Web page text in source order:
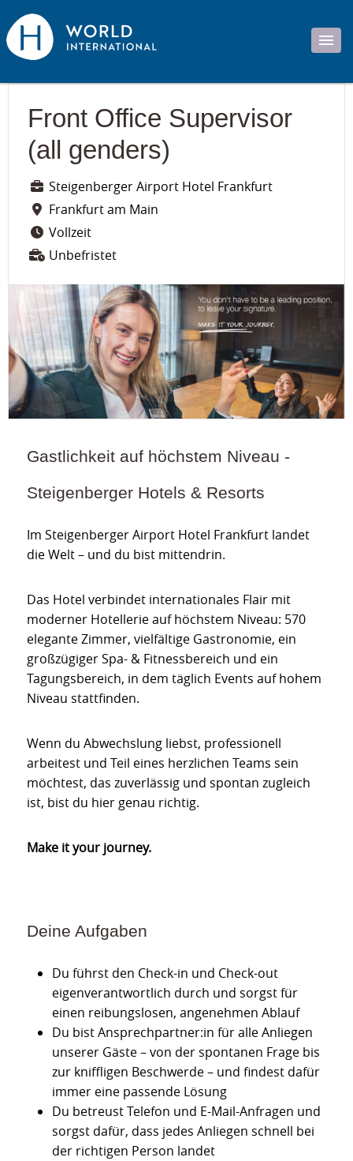
Front Office Supervisor
(all genders)
Steigenberger Airport Hotel Frankfurt
Frankfurt am Main
Vollzeit
Unbefristet
Gastlichkeit auf höchstem Niveau -
Steigenberger Hotels & Resorts
Im Steigenberger Airport Hotel Frankfurt landet
die Welt – und du bist mittendrin.
Das Hotel verbindet internationales Flair mit
moderner Hotellerie auf höchstem Niveau: 570
elegante Zimmer, vielfältige Gastronomie, ein
großzügiger Spa- & Fitnessbereich und ein
Tagungsbereich, in dem täglich Events auf hohem
Niveau stattfinden.
Wenn du Abwechslung liebst, professionell
arbeitest und Teil eines herzlichen Teams sein
möchtest, das zuverlässig und spontan zugleich
ist, bist du hier genau richtig.
Make it your journey.
Deine Aufgaben
Du führst den Check-in und Check-out
eigenverantwortlich durch und sorgst für
einen reibungslosen, angenehmen Ablauf
Du bist Ansprechpartner:in für alle Anliegen
unserer Gäste – von der spontanen Frage bis
zur kniffligen Beschwerde – und findest dafür
immer eine passende Lösung
Du betreust Telefon und E-Mail-Anfragen und
sorgst dafür, dass jedes Anliegen schnell bei
der richtigen Person landet